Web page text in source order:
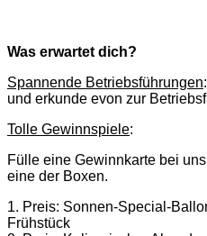
Was erwartet dich?
Spannende Betriebsführungen
und erkunde evon zur
Tolle Gewinnspiele:
Fülle eine Gewinnkarte bei
eine der Boxen.
1. Preis: Sonnen-Special-
Frühstück